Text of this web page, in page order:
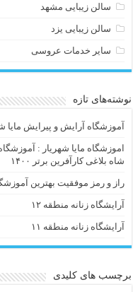
سالن زیبایی مشهد
سالن زیبایی یزد
سایر خدمات عروسی
نوشته‌های تازه
آموزشگاه آرایش و پیرایش
اموزشگاه مایا شهریار :
شاه بلاغی کارآفرین برتر ۱۴۰۰
راز و رمز موفقیت بهترین
آرایشگاه زنانه منطقه ۱۲
آرایشگاه زنانه منطقه ۱۱
برچسب های کلیدی